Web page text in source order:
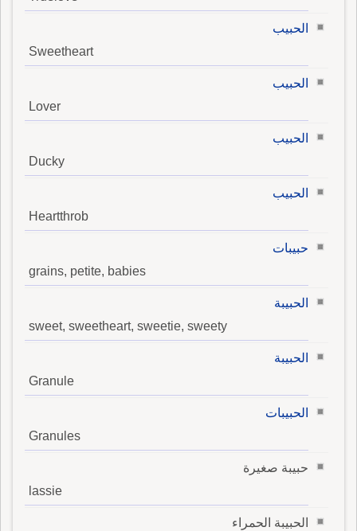
الحبيب
Sweetheart
الحبيب
Lover
الحبيب
Ducky
الحبيب
Heartthrob
حبيبات
grains, petite, babies
الحبيبة
sweet, sweetheart, sweetie, sweety
الحبيبة
Granule
الحبيبات
Granules
حبيبة صغيرة
lassie
الحبيبة الحمراء